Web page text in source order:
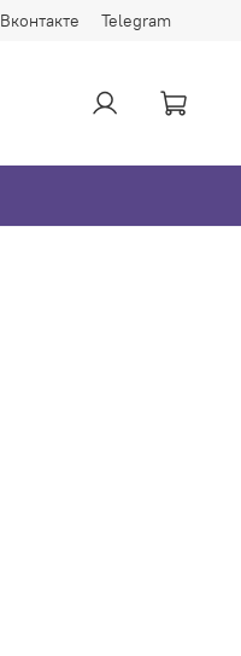
Вконтакте Telegram